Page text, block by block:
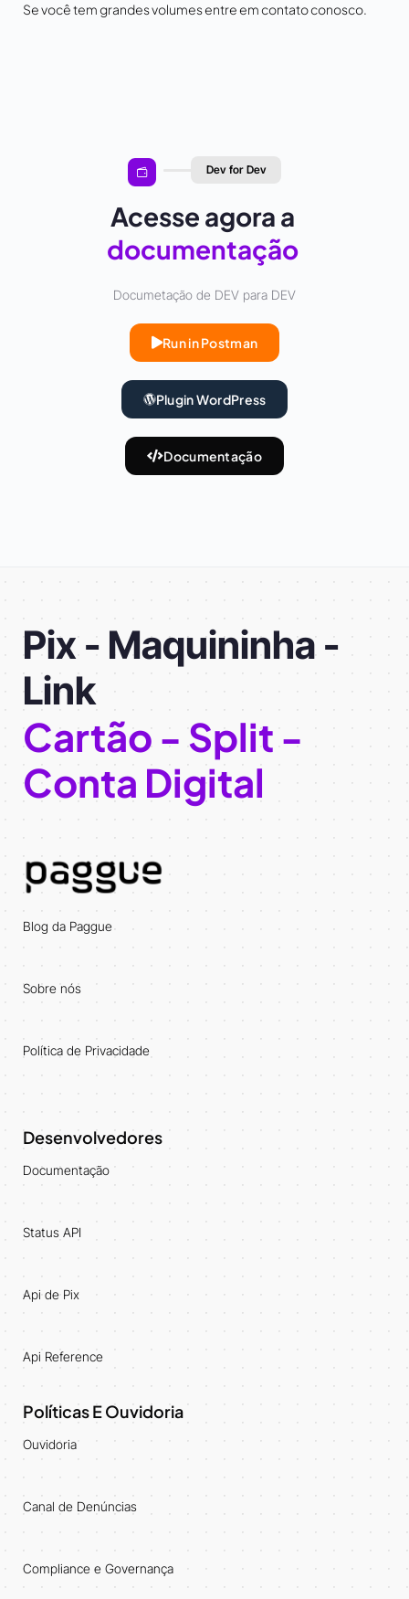
Se você tem grandes volumes entre em contato conosco.
Dev for Dev
Acesse agora a
documentação
Documetação de DEV para DEV
Run in Postman
Plugin WordPress
Documentação
Pix - Maquininha -
Link
Cartão - Split -
Conta Digital
Blog da Paggue
Sobre nós
Política de Privacidade
Desenvolvedores
Documentação
Status API
Api de Pix
Api Reference
Políticas E Ouvidoria
Ouvidoria
Canal de Denúncias
Compliance e Governança